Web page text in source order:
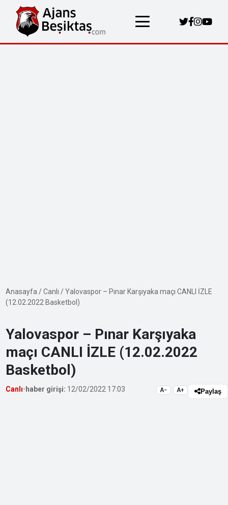
Anasayfa /Canlı /Yalovaspor – Pınar Karşıyaka maçı CANLI İZLE
(12.02.2022 Basketbol)
Yalovaspor – Pınar Karşıyaka
maçı CANLI İZLE (12.02.2022
Basketbol)
Canlı• haber girişi: 12/02/2022 17:03 A− A+ Paylaş